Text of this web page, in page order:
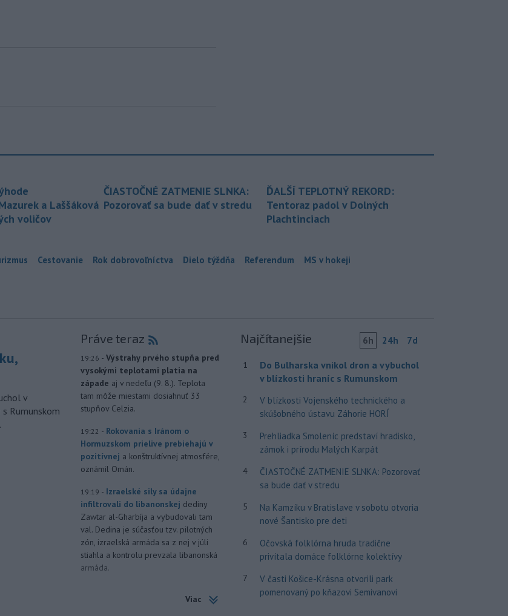
a Laššáková
voličov
ČIASTOČNÉ ZATMENIE SLNKA:
Pozorovať sa bude dať v stredu
ĎALŠÍ TEPLOTNÝ REKORD:
Tentoraz padol v Dolných
Plachtinciach
Cestovanie Rok dobrovoľníctva Dielo týždňa Referendum MS v hokeji
v
Rumunskom
Práve teraz
19:26 - Výstrahy prvého stupňa pred
vysokými teplotami platia na
západe aj v nedeľu (9. 8.). Teplota
tam môže miestami dosiahnuť 33
stupňov Celzia.
19:22 - Rokovania s Iránom o
Hormuzskom prielive prebiehajú v
pozitívnej a konštruktívnej atmosfére,
oznámil Omán.
19:19 - Izraelské sily sa údajne
infiltrovali do libanonskej dediny
Zawtar al-Gharbíja a vybudovali tam
val. Dedina je súčasťou tzv. pilotných
zón, izraelská armáda sa z nej v júli
stiahla a kontrolu prevzala libanonská
armáda.
Viac
Najčítanejšie 6h 24h 7d
1
Do Bulharska vnikol dron a vybuchol
v blízkosti hraníc s Rumunskom
2
V blízkosti Vojenského technického a
skúšobného ústavu Záhorie HORÍ
3
Prehliadka Smoleníc predstaví hradisko,
zámok i prírodu Malých Karpát
4
ČIASTOČNÉ ZATMENIE SLNKA: Pozorovať
sa bude dať v stredu
5
Na Kamzíku v Bratislave v sobotu otvoria
nové Šantisko pre deti
6
Očovská folklórna hruda tradične
privítala domáce folklórne kolektívy
7
V časti Košice-Krásna otvorili park
pomenovaný po kňazovi Semivanovi